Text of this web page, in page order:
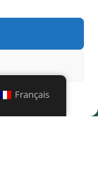
Français